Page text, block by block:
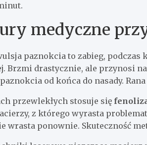
medyczne
paznokcia to zabieg, podczas
Brzmi drastycznie, ale przynosi
od końca do nasady.
przewlekłych stosuje się
z którego wyrasta
wrasta ponownie. Skuteczność